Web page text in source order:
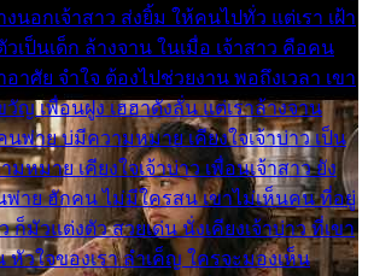
นอกเจ้าสาว ส่งยิ้ม ให้คนไปทั่ว แต่เรา เฝ้า
เป็นเด็ก ล้างจาน ในเมื่อ เจ้าสาว คือคน
าศัย จำใจ ต้องไปช่วยงาน พอถึงเวลา เขา
ญ เพื่อนฝูง เฮฮาดังลั่น แต่เราล้างจาน
นพ่าย บ่มีความหมาย เคียงใจเจ้าบ่าว เป็น
หมาย เคียงใจเจ้าบ่าว เพื่อนเจ้าสาว ยัง
พ่าย ฮักคน ไม่มีใครสน เขาไม่เห็นคน ที่อยู่
ก็มัวแต่งตัว สวยเด่น นั่งเคียงเจ้าบ่าว ที่เขา
หัวใจของเรา ลำเค็ญ ใครจะมองเห็น